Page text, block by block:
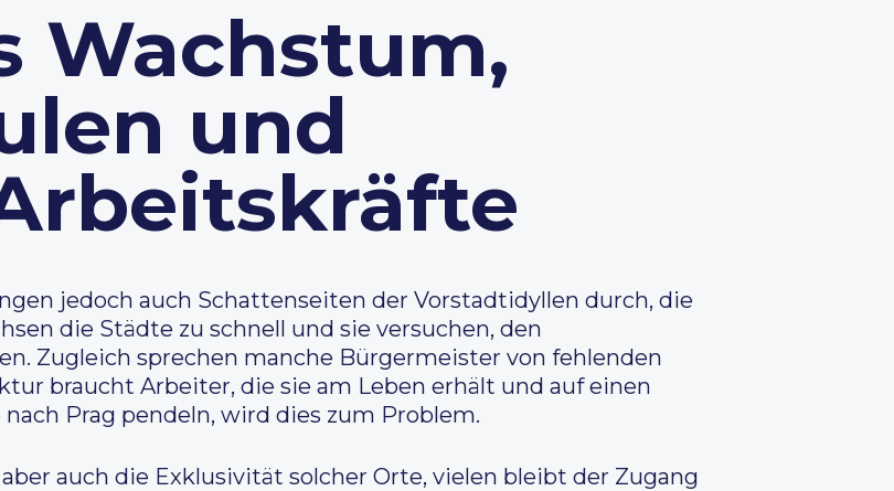
Wachstum,
und
jedoch auch Schattenseiten der Vorstadtidyllen durch, die
die Städte zu schnell und sie versuchen, den
Zugleich sprechen manche Bürgermeister von fehlenden
braucht Arbeiter, die sie am Leben erhält und auf einen
Prag pendeln, wird dies zum Problem.
auch die Exklusivität solcher Orte, vielen bleibt der Zugang